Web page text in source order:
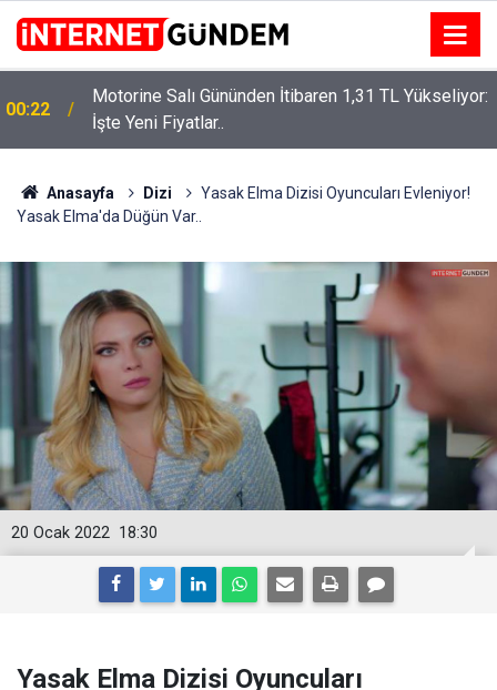
00:22
Motorine Salı Gününden İtibaren 1,31 TL Yükseliyor:
İşte Yeni Fiyatlar..
Anasayfa Dizi
Yasak Elma Dizisi Oyuncuları Evleniyor!
Yasak Elma'da Düğün Var..
18:30
20 Ocak 2022
Yasak Elma Dizisi Oyuncuları